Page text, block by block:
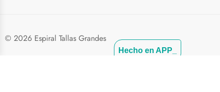
© 2026 Espiral Tallas Grandes
Hecho en APP_